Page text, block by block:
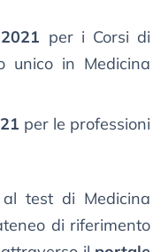
per i Corsi di
unico in Medicina
per le professioni
test di Medicina
di riferimento